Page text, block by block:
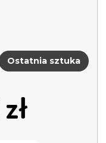
Ostatnia sztuka
zł